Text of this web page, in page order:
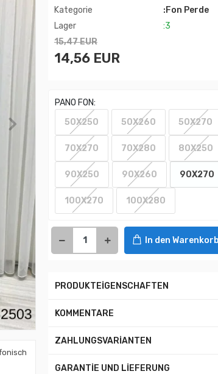
Kategorie
:Fon Perde
Lager
:3
15,47 EUR
14,56 EUR
PANO FON:
50X250
50X260 50X270
70X270 70X280 80X250
90X250 90X260 90X270
100X270 100X280
In den
PRODUKTEİGENSCHAFTEN
KOMMENTARE
ZAHLUNGSVARİANTEN
GARANTİE UND LİEFERUNG